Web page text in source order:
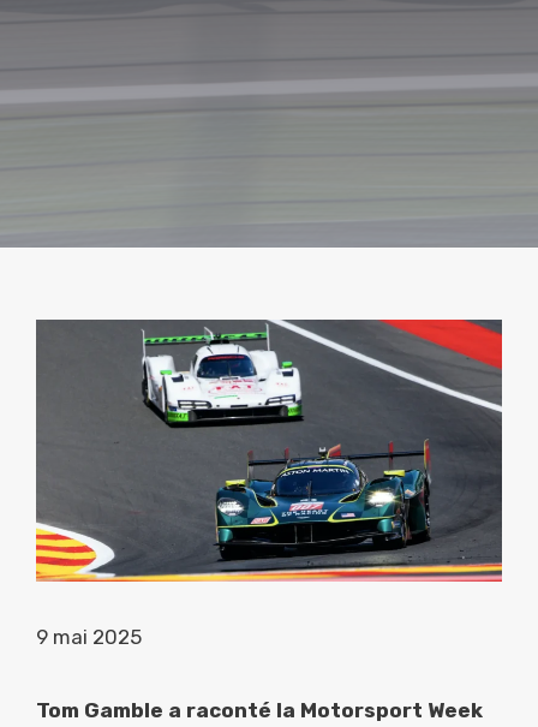
9 mai 2025
Tom Gamble a raconté la Motorsport Week